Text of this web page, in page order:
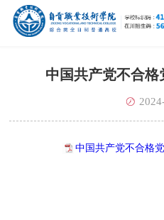
中国共产党不合
中国共产党不合格